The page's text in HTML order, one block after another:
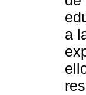
a